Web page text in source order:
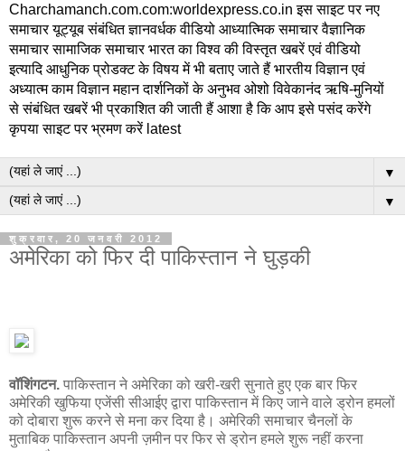
Charchamanch.com.com:worldexpress.co.in इस साइट पर नए
समाचार यूट्यूब संबंधित ज्ञानवर्धक वीडियो आध्यात्मिक समाचार वैज्ञानिक
समाचार सामाजिक समाचार भारत का विश्व की विस्तृत खबरें एवं वीडियो
इत्यादि आधुनिक प्रोडक्ट के विषय में भी बताए जाते हैं भारतीय विज्ञान एवं
अध्यात्म काम विज्ञान महान दार्शनिकों के अनुभव ओशो विवेकानंद ऋषि-मुनियों
से संबंधित खबरें भी प्रकाशित की जाती हैं आशा है कि आप इसे पसंद करेंगे
कृपया साइट पर भ्रमण करें latest
▼
▼
शुक्रवार, 20 जनवरी 2012
अमेरिका को फिर दी पाकिस्तान ने घुड़की
वॉशिंगटन. पाकिस्तान ने अमेरिका को खरी-खरी सुनाते हुए एक बार फिर
अमेरिकी खुफिया एजेंसी सीआईए द्वारा पाकिस्तान में किए जाने वाले ड्रोन हमलों
को दोबारा शुरू करने से मना कर दिया है। अमेरिकी समाचार चैनलों के
मुताबिक पाकिस्तान अपनी ज़मीन पर फिर से ड्रोन हमले शुरू नहीं करना